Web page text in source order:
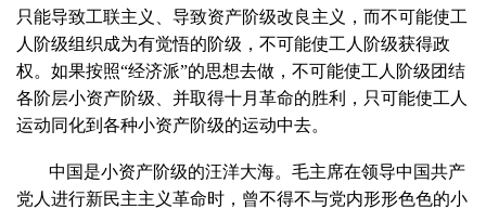
只能导致工联主义、导致资产阶级改良主义，而不可能使工
人阶级组织成为有觉悟的阶级，不可能使工人阶级获得政
权。如果按照“经济派”的思想去做，不可能使工人阶级团结
各阶层小资产阶级、并取得十月革命的胜利，只可能使工人
运动同化到各种小资产阶级的运动中去。
中国是小资产阶级的汪洋大海。毛主席在领导中国共产
党人进行新民主主义革命时，曾不得不与党内形形色色的小